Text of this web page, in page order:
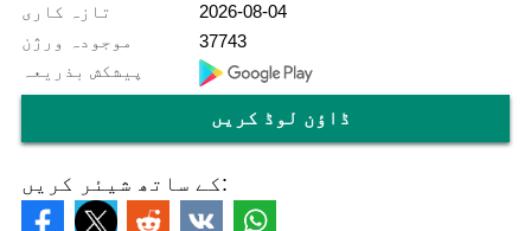
تازہ کاری
2026-08-04
موجودہ ورژن
37743
پیشکش بذریعہ
ڈاؤن لوڈ کریں
کے ساتھ شیئر کریں: